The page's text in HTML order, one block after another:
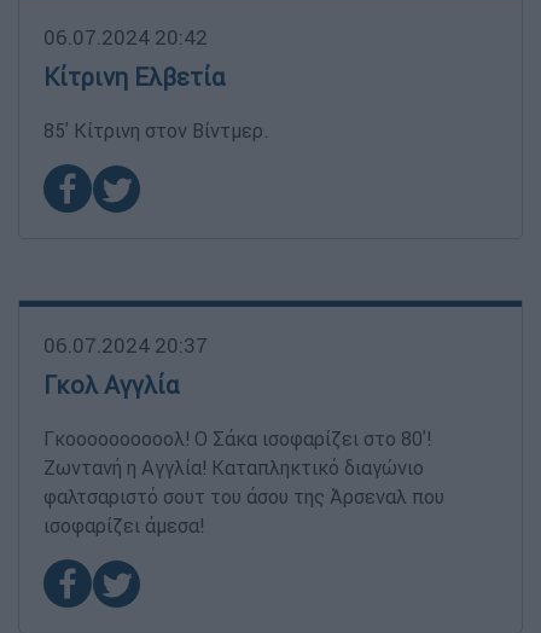
06.07.2024 20:42
Κίτρινη Ελβετία
85' Κίτρινη στον Βίντμερ.
06.07.2024 20:37
Γκολ Αγγλία
Γκοοοοοοοοοολ! Ο Σάκα ισοφαρίζει στο 80'!
Ζωντανή η Αγγλία! Καταπληκτικό διαγώνιο
φαλτσαριστό σουτ του άσου της Άρσεναλ που
ισοφαρίζει άμεσα!